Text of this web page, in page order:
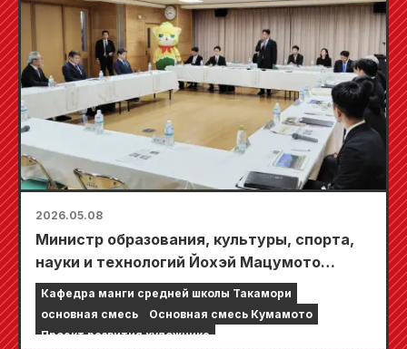
2026.05.08
Министр образования, культуры, спорта,
науки и технологий Йохэй Мацумото
проинспектировал отдел манги в средней
школе Такамори.
Кафедра манги средней школы Такамори
основная смесь
Основная смесь Кумамото
Проект развития художника